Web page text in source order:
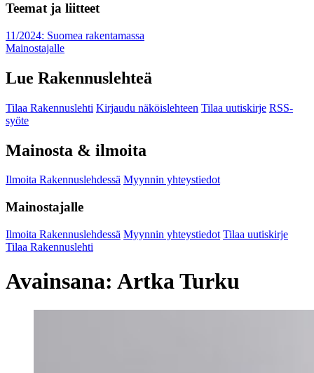
Teemat ja liitteet
11/2024: Suomea rakentamassa
Mainostajalle
Lue Rakennuslehteä
Tilaa Rakennuslehti Kirjaudu näköislehteen Tilaa uutiskirje RSS-
syöte
Mainosta & ilmoita
Ilmoita Rakennuslehdessä Myynnin yhteystiedot
Mainostajalle
Ilmoita Rakennuslehdessä Myynnin yhteystiedot Tilaa uutiskirje
Tilaa Rakennuslehti
Avainsana: Artka Turku